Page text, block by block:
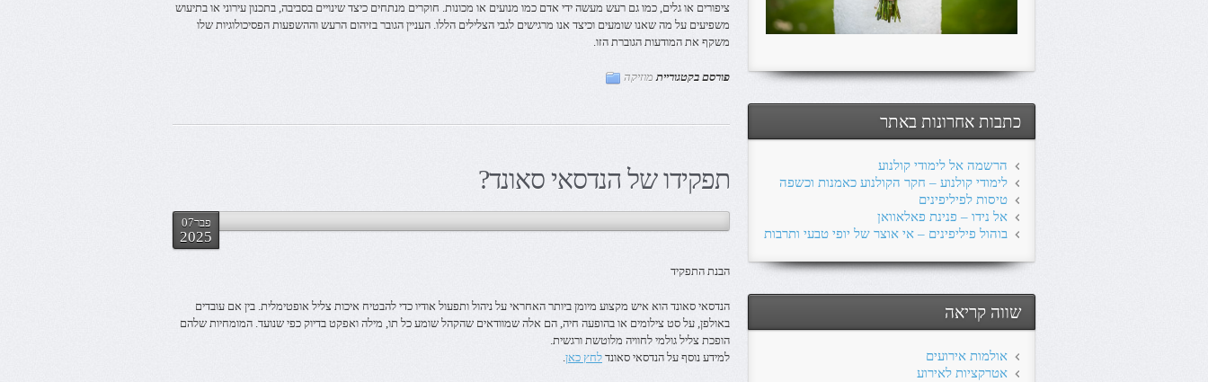
ציפורים או גלים, כמו גם רעש מעשה ידי אדם כמו מנועים או מכונות. חוקרים מנתחים כיצד שינויים בסביבה, בתכנון עירוני או בתיעוש
משפיעים על מה שאנו שומעים וכיצד אנו מרגישים לגבי הצלילים הללו. העניין הגובר בזיהום הרעש וההשפעות הפסיכולוגיות שלו
משקף את המודעות הגוברת הזו.
פורסם בקטגוריית מוזיקה
תפקידו של הנדסאי סאונד?
פבר07
2025
הבנת התפקיד
הנדסאי סאונד הוא איש מקצוע מיומן ביותר האחראי על ניהול ותפעול אודיו כדי להבטיח איכות צליל אופטימלית. בין אם עובדים
באולפן, על סט צילומים או בהופעה חיה, הם אלה שמוודאים שהקהל שומע כל תו, מילה ואפקט בדיוק כפי שנועד. המומחיות שלהם
הופכת צליל גולמי לחוויה מלוטשת ורגשית.
למידע נוסף על הנדסאי סאונד לחץ כאן.
כתבות אחרונות באתר
הרשמה אל לימודי קולנוע
לימודי קולנוע – חקר הקולנוע כאמנות וכשפה
טיסות לפיליפינים
אל נידו – פנינת פאלאוואן
בוהול פיליפינים – אי אוצר של יופי טבעי ותרבות
שווה קריאה
אולמות אירועים
אטרקציות לאירוע